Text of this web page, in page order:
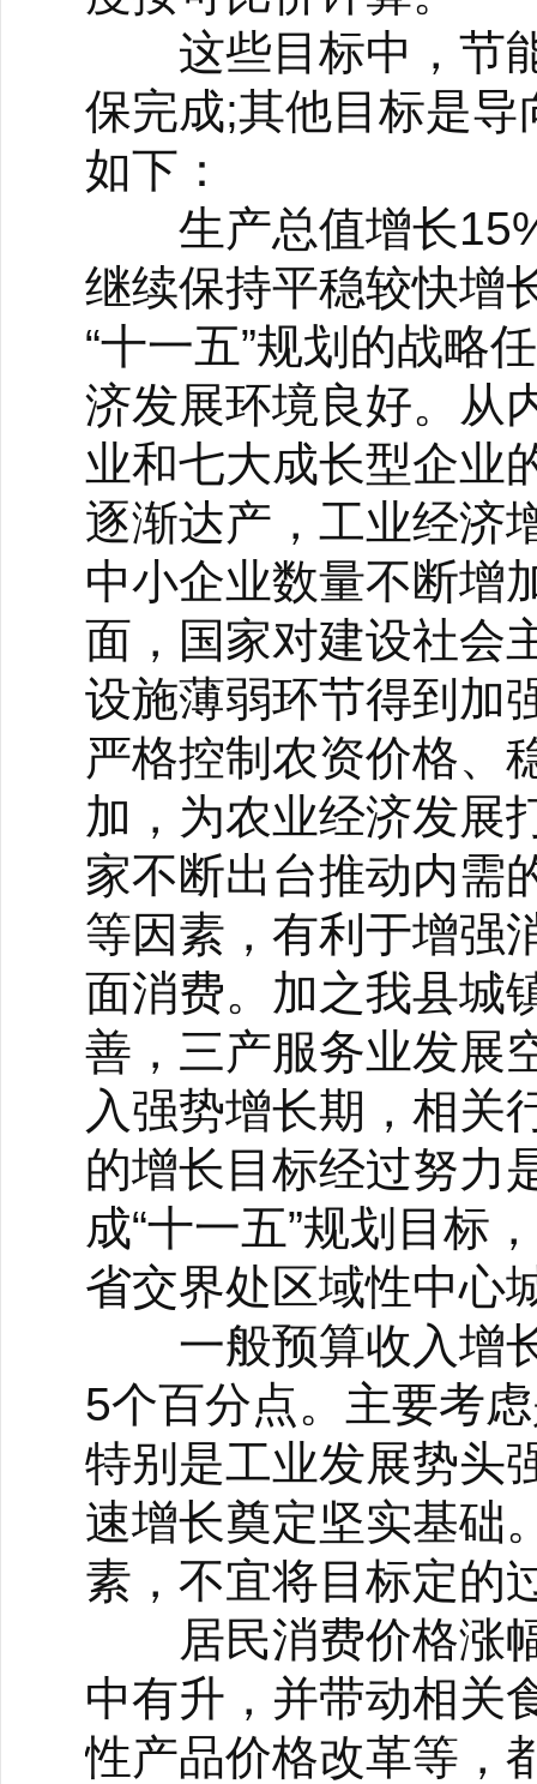
这些目标中，节能
保完成;其他目标是
如下：
生产总值增长15%
继续保持平稳较快增
“十一五”规划的战略
济发展环境良好。从
业和七大成长型企业
逐渐达产，工业经济
中小企业数量不断增
面，国家对建设社会
设施薄弱环节得到加
严格控制农资价格、
加，为农业经济发展
家不断出台推动内需
等因素，有利于增强
面消费。加之我县城
善，三产服务业发展
入强势增长期，相关
的增长目标经过努力
成“十一五”规划目标
省交界处区域性中心
一般预算收入增长
5个百分点。主要考
特别是工业发展势头
速增长奠定坚实基础
素，不宜将目标定的
居民消费价格涨幅
中有升，并带动相关
性产品价格改革等，